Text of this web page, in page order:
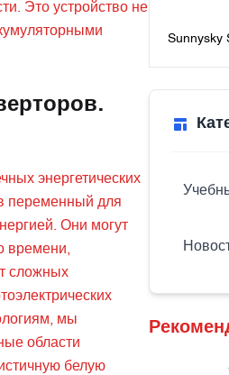
Это устройство не
энергетических
переменный для
Они могут
времени,
сложных
мы
области
белую
Sunnysky
системы